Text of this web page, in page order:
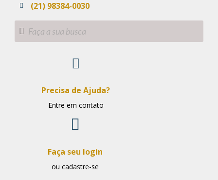
(21) 98384-0030
Precisa de Ajuda?
Entre em contato
Faça seu login
ou cadastre-se